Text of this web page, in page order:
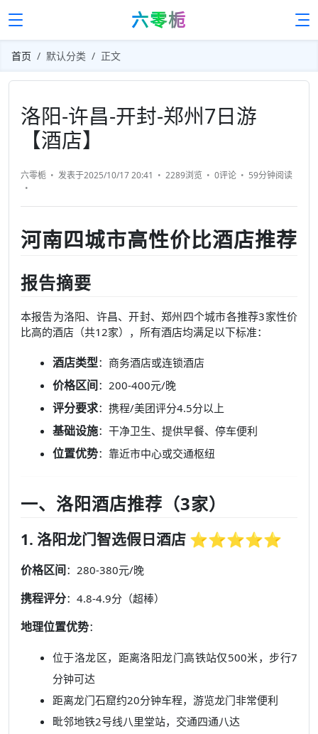
六零栀
首页 默认分类 正文
洛阳-许昌-开封-郑州7日游
【酒店】
六零栀 发表于2025/10/17 20:41 2289浏览 0评论 59分钟阅读
河南四城市高性价比酒店推荐
报告摘要
本报告为洛阳、许昌、开封、郑州四个城市各推荐3家性价
比高的酒店（共12家），所有酒店均满足以下标准：
酒店类型：商务酒店或连锁酒店
价格区间：200-400元/晚
评分要求：携程/美团评分4.5分以上
基础设施：干净卫生、提供早餐、停车便利
位置优势：靠近市中心或交通枢纽
一、洛阳酒店推荐（3家）
1. 洛阳龙门智选假日酒店 ⭐⭐⭐⭐⭐
价格区间：280-380元/晚
携程评分：4.8-4.9分（超棒）
地理位置优势：
位于洛龙区，距离洛阳龙门高铁站仅500米，步行7
分钟可达
距离龙门石窟约20分钟车程，游览龙门非常便利
毗邻地铁2号线八里堂站，交通四通八达